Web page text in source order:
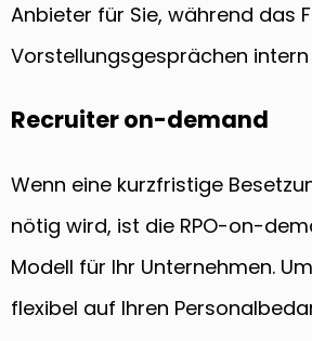
Anbieter für Sie, während das
Vorstellungsgesprächen
Recruiter on-demand
Wenn eine kurzfristige
nötig wird, ist die RPO-on-
Modell für Ihr Unternehmen.
flexibel auf Ihren